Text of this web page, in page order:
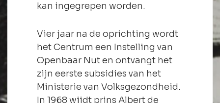
kan ingegrepen worden.
Vier jaar na de oprichting wordt
het Centrum een Instelling van
Openbaar Nut en ontvangt het
zijn eerste subsidies van het
Ministerie van Volksgezondheid.
In 1968 wijdt prins Albert de